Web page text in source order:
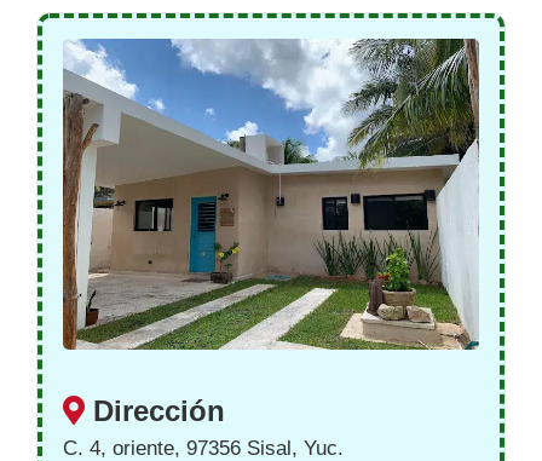
Dirección
C. 4, oriente, 97356 Sisal, Yuc.